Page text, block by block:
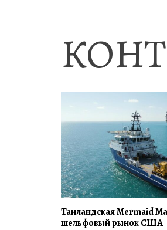
Таиландская Mermaid
шельфовый рынок США